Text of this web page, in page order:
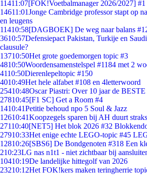
11411:07[FOK!Voetbalmanager 2026/2027]
14611:01Jonge Cambridge professor stapt op
en leugens
11410:58[DAGBOEK] De weg naar balans
3610:57Defensiepact Pakistan, Turkije en
clausule?
13710:50Het grote goedemorgen topic #3
4810:50Woordensamenstelspel #1184 met 2
4110:50Dierenlepeltopic #150
4010:49Het hele alfabet #108 en 4letterwoord
25410:48Oscar Piastri: Over 10 jaar de
27810:45[F1 SC] Get a Room #4
1410:41Petitie behoud npo 5 Soul & Jazz
12610:41Koopzegels sparen bij AH duurt
27110:40[NET5] Het blok 2026 #32
27910:33Het enige echte LEGO-topic #45
12810:26[SBS6] De Bondgenoten #318 Een
210:23LG nas n1t1 - niet zichtbaar bij
10410:19De landelijke hittegolf van 2026
23210:12Het FOK!kers maken teringherrie